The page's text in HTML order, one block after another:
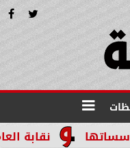
نقابة